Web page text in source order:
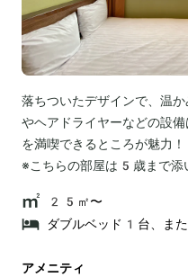
落ちついたデザインで、温
やヘアドライヤーなどの設
を満喫できるところが魅力！
※こちらの部屋は5歳まで添
25㎡〜
ダブルベッド1台、ま
アメニティ